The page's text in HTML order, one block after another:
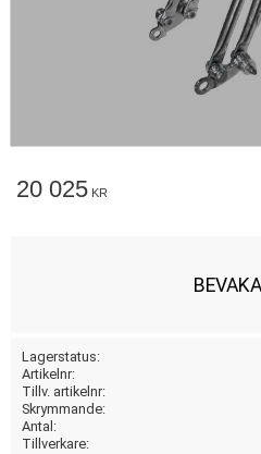
20 025 KR
BEVAKA
Lagerstatus
Artikelnr
Tillv. artikelnr
Skrymmande
Antal
Tillverkare